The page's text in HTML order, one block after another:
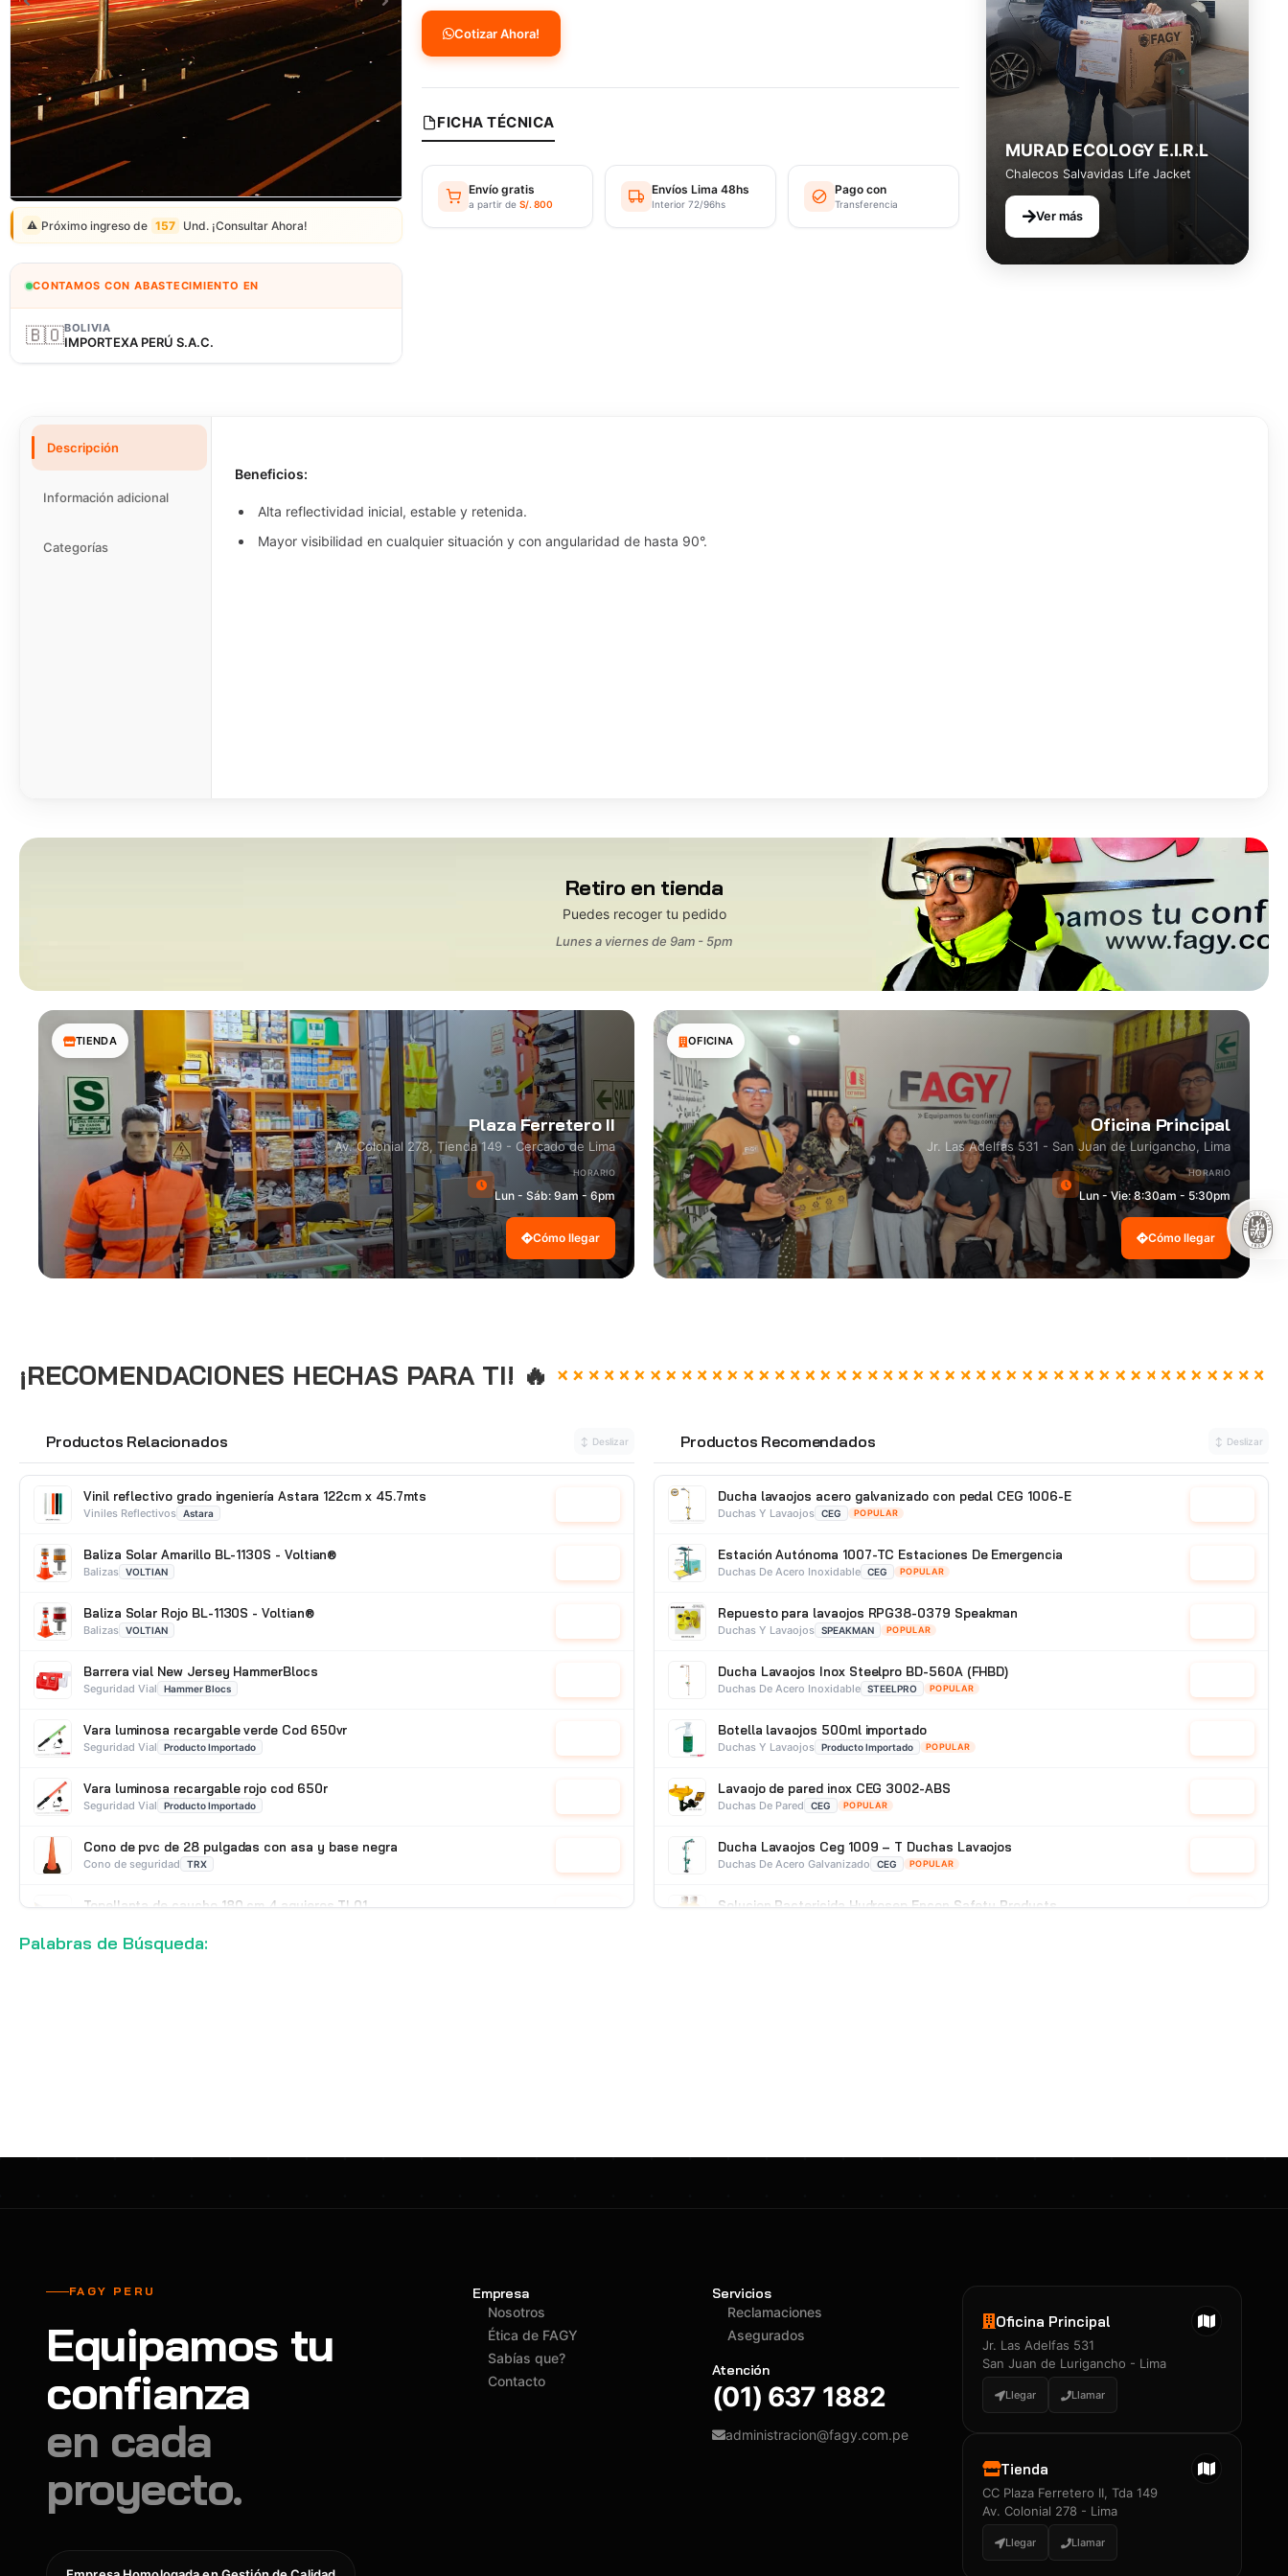
Certificados 3M
Correo: ventas@fagy.com.pe (01) 6371882 - 915 330 639
⚠️ Próximo ingreso de 157 Und. ¡Consultar Ahora!
CONTAMOS CON ABASTECIMIENTO EN
🇧🇴BOLIVIA
IMPORTEXA PERÚ S.A.C.
Cotizar Ahora!
FICHA TÉCNICA
Envío gratis
a partir deS/. 800
Envíos Lima 48hs
Interior 72/96hs
Pago con
Transferencia
MURAD ECOLOGY E.I.R.L
Chalecos Salvavidas Life Jacket
Ver más
Descripción
Información adicional
Categorías
Beneficios:
Alta reflectividad inicial, estable y retenida.
Mayor visibilidad en cualquier situación y con angularidad de hasta 90°.
Retiro en tienda
Puedes recoger tu pedido
Lunes a viernes de 9am - 5pm
TIENDA
Plaza Ferretero II
Av. Colonial 278, Tienda 149 - Cercado de Lima
HORARIO
Lun - Sáb: 9am - 6pm
Cómo llegar
OFICINA
Oficina Principal
Jr. Las Adelfas 531 - San Juan de Lurigancho, Lima
HORARIO
Lun - Vie: 8:30am - 5:30pm
Cómo llegar
¡RECOMENDACIONES HECHAS PARA TI! 🔥
Productos Relacionados ↕ Deslizar
Vinil reflectivo grado ingeniería Astara 122cm x 45.7mts
Viniles Reflectivos Astara
Baliza Solar Amarillo BL-1130S - Voltian®
Balizas VOLTIAN
Baliza Solar Rojo BL-1130S - Voltian®
Balizas VOLTIAN
Barrera vial New Jersey HammerBlocs
Seguridad Vial Hammer Blocs
Vara luminosa recargable verde Cod 650vr
Seguridad Vial Producto Importado
Vara luminosa recargable rojo cod 650r
Seguridad Vial Producto Importado
Cono de pvc de 28 pulgadas con asa y base negra
Cono de seguridad TRX
Topellanta de caucho 180 cm 4 agujeros TL01
Productos Recomendados ↕ Deslizar
Ducha lavaojos acero galvanizado con pedal CEG 1006-E
Duchas Y Lavaojos CEG POPULAR
Estación Autónoma 1007-TC Estaciones De Emergencia
Duchas De Acero Inoxidable CEG POPULAR
Repuesto para lavaojos RPG38-0379 Speakman
Duchas Y Lavaojos SPEAKMAN POPULAR
Ducha Lavaojos Inox Steelpro BD-560A (FHBD)
Duchas De Acero Inoxidable STEELPRO POPULAR
Botella lavaojos 500ml importado
Duchas Y Lavaojos Producto Importado POPULAR
Lavaojo de pared inox CEG 3002-ABS
Duchas De Pared CEG POPULAR
Ducha Lavaojos Ceg 1009 – T Duchas Lavaojos
Duchas De Acero Galvanizado CEG POPULAR
Solucion Bactericida Hydrosep Encon Safety Products
Palabras de Búsqueda:
FAGY PERU
Equipamos tu
confianza
en cada
proyecto.
Empresa
Nosotros
Ética de FAGY
Sabías que?
Contacto
Servicios
Reclamaciones
Asegurados
Atención
(01) 637 1882
administracion@fagy.com.pe
Oficina Principal
Jr. Las Adelfas 531
San Juan de Lurigancho - Lima
Llegar Llamar
Tienda
CC Plaza Ferretero II, Tda 149
Av. Colonial 278 - Lima
Llegar Llamar